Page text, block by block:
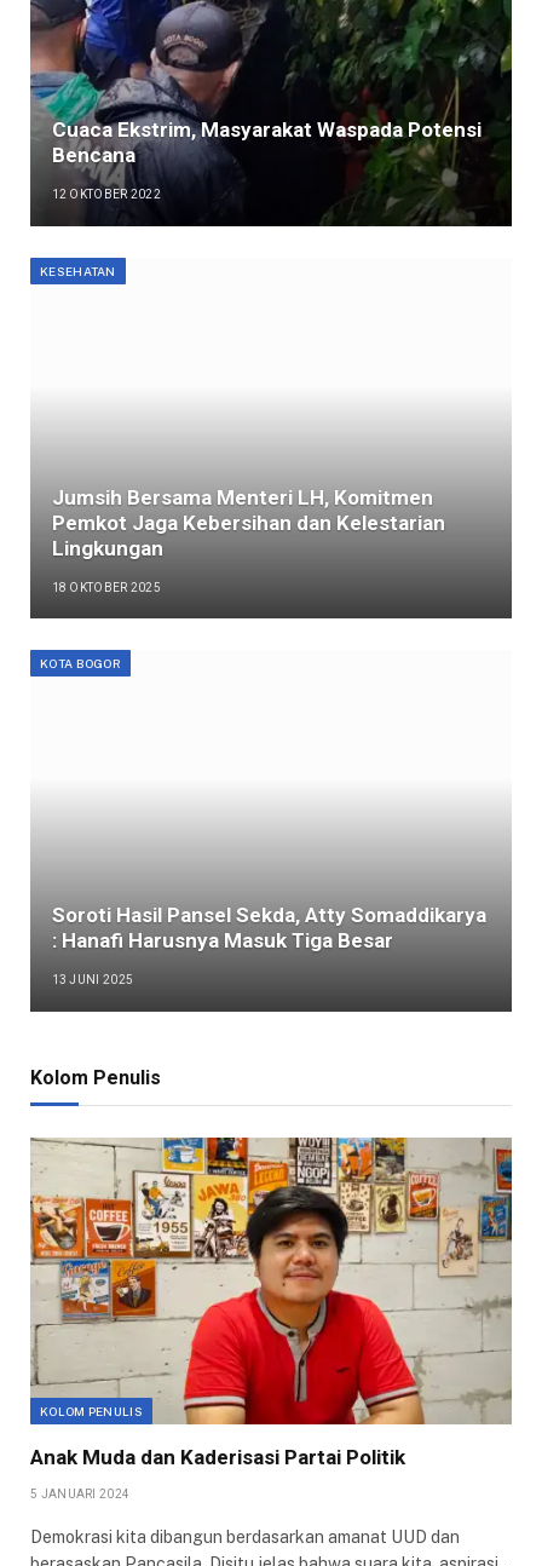
Cuaca Ekstrim, Masyarakat Waspada Potensi
Bencana
12 OKTOBER 2022
KESEHATAN
Jumsih Bersama Menteri LH, Komitmen
Pemkot Jaga Kebersihan dan Kelestarian
Lingkungan
18 OKTOBER 2025
KOTA BOGOR
Soroti Hasil Pansel Sekda, Atty Somaddikarya
: Hanafi Harusnya Masuk Tiga Besar
13 JUNI 2025
Kolom Penulis
KOLOM PENULIS
Anak Muda dan Kaderisasi Partai Politik
5 JANUARI 2024
Demokrasi kita dibangun berdasarkan amanat UUD dan